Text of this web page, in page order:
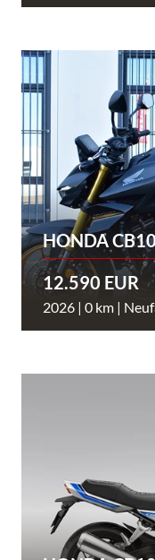
HONDA
12.590 EUR
2026 | 0 km |